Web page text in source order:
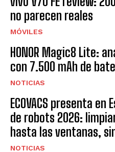
no parecen reales
MÓVILES
HONOR Magic8 Lite:
con 7.500 mAh de
NOTICIAS
ECOVACS presenta
de robots 2026:
hasta las ventanas,
NOTICIAS